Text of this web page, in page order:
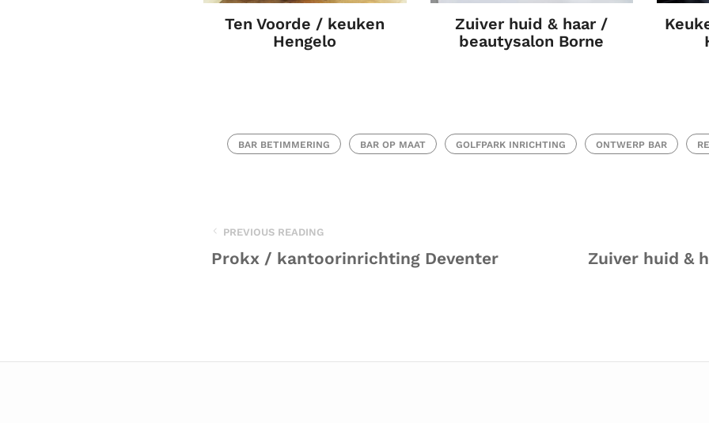
Ten Voorde / keuken
Hengelo
Zuiver huid & haar /
beautysalon Borne
BAR BETIMMERING BAR OP MAAT GOLFPARK INRICHTING ONTWERP BAR
PREVIOUS READING
Prokx / kantoorinrichting Deventer
Zuiver huid &